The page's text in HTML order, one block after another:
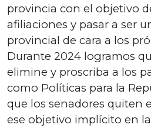
provincia con el objetivo
afiliaciones y pasar a ser
provincial de cara a los
Durante 2024 logramos
elimine y proscriba a los
como Políticas para la
que los senadores quiten
ese objetivo implícito en